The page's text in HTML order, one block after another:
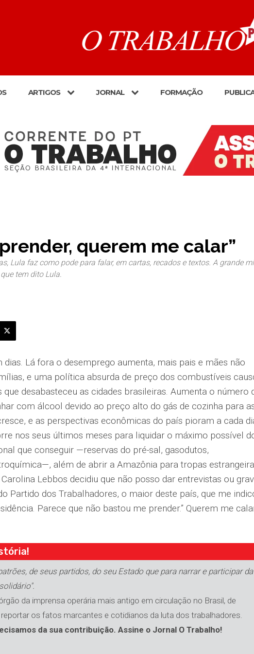
ARTIGOS JORNAL FORMAÇÃO
querem me calar”
Lula faz como pode para falar, em cartas, recados e textos. A grande
tem dito Lula.
dias. Lá fora o desemprego aumenta, mais pais e mães não
e uma política absurda de preço dos combustíveis
desabasteceu as cidades brasileiras. Aumenta o número
com álcool devido ao preço alto do gás de cozinha para
e as perspectivas econômicas do país pioram a cada
nos seus últimos meses para liquidar o máximo possível
que conseguir —reservas do pré-sal, gasodutos,
além de abrir a Amazônia para tropas
Lebbos decidiu que não posso dar entrevistas ou
Partido dos Trabalhadores, o maior deste país, que me
Parece que não bastou me prender.” Querem me
de seus partidos, do seu Estado que para narrar e participar da
da imprensa operária mais antigo em circulação no Brasil, de
os fatos marcantes e cotidianos da luta dos trabalhadores.
da sua contribuição. Assine o Jornal O Trabalho!